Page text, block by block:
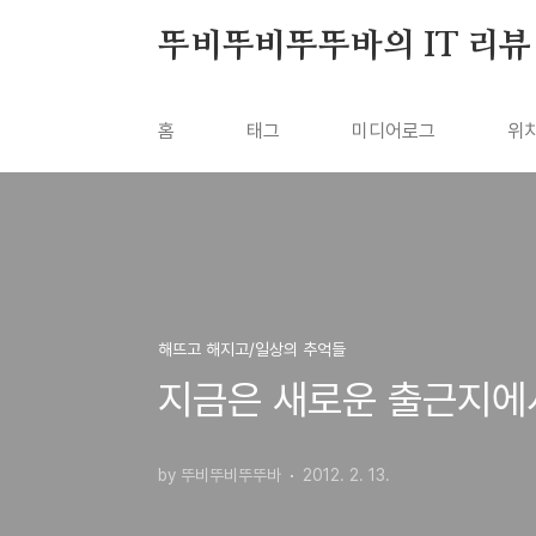
뚜비뚜비뚜뚜바의 IT 리뷰
홈 태그 미디어로그 위
해뜨고 해지고/일상의 추억들
지금은 새로운 출근지에
by 뚜비뚜비뚜뚜바 2012. 2. 13.